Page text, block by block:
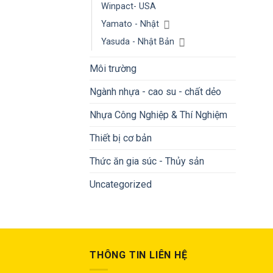
Winpact- USA
Yamato - Nhật
Yasuda - Nhật Bản
Môi trường
Ngành nhựa - cao su - chất dẻo
Nhựa Công Nghiệp & Thí Nghiệm
Thiết bị cơ bản
Thức ăn gia súc - Thủy sản
Uncategorized
THÔNG TIN LIÊN HỆ